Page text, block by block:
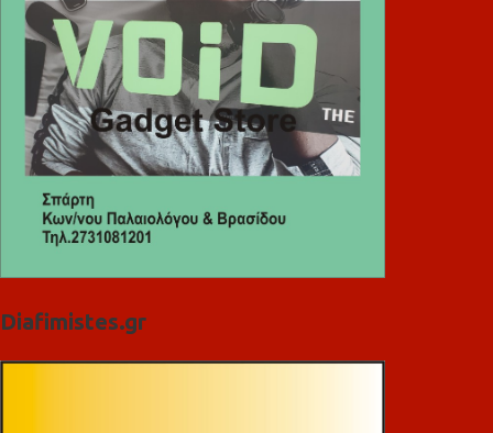
Diafimistes.gr